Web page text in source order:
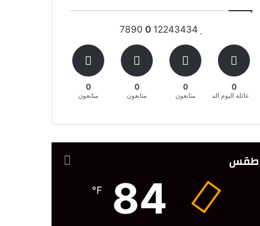
12243434
0
0
عائلة اليوم السابع المغربية
0
متابعون
0
متابعون
0
متابعون
طقس
84
℉